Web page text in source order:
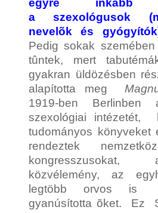
a
szexológusok
nevelõk és
Pedig sokak
tûntek, mert
gyakran üldözésben
alapította meg
1919-ben
szexológiai intézetét,
tudományos könyveket
rendeztek
kongresszusokat,
közvélemény, az
legtöbb orvos is
gyanúsította õket. Ez